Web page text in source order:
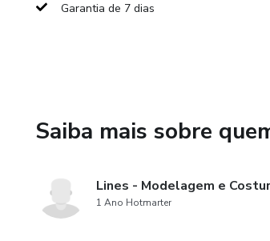
Garantia de 7 dias
Saiba mais sobre
Lines - Modelagem e
1 Ano Hotmarter